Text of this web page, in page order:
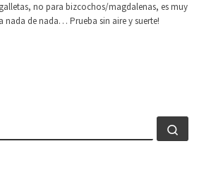
no para bizcochos/magdalenas, es muy
nada de nada… Prueba sin aire y suerte!